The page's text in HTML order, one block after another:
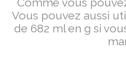
Vous pouvez aussi
de 682 ml en g si